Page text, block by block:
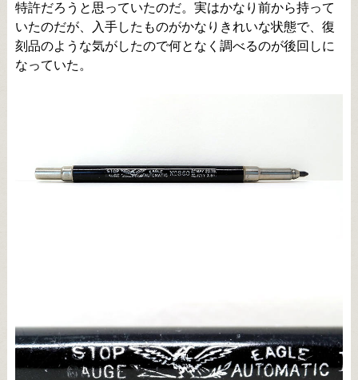
特許だろうと思っていたのだ。実はかなり前から持って
いたのだが、入手したものがかなりきれいな状態で、復
刻品のような気がしたので何となく調べるのが後回しに
なっていた。